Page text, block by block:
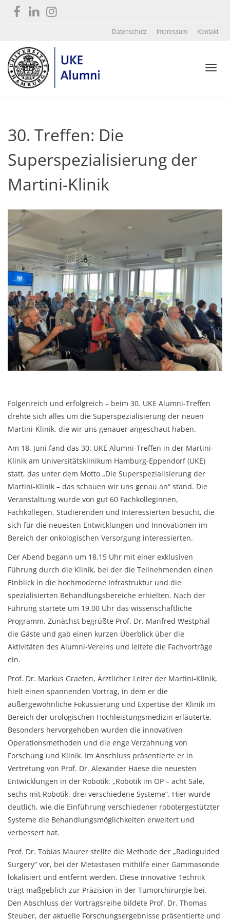
Datenschutz Impressum Kontakt
30. Treffen: Die
Superspezialisierung der
Martini-Klinik
Folgenreich und erfolgreich – beim 30. UKE Alumni-Treffen
drehte sich alles um die Superspezialisierung der neuen
Martini-Klinik, die wir uns genauer angeschaut haben.
Am 18. Juni fand das 30. UKE Alumni-Treffen in der Martini-
Klinik am Universitätsklinikum Hamburg-Eppendorf (UKE)
statt, das unter dem Motto „Die Superspezialisierung der
Martini-Klinik – das schauen wir uns genau an“ stand. Die
Veranstaltung wurde von gut 60 Fachkolleginnen,
Fachkollegen, Studierenden und Interessierten besucht, die
sich für die neuesten Entwicklungen und Innovationen im
Bereich der onkologischen Versorgung interessierten.
Der Abend begann um 18.15 Uhr mit einer exklusiven
Führung durch die Klinik, bei der die Teilnehmenden einen
Einblick in die hochmoderne Infrastruktur und die
spezialisierten Behandlungsbereiche erhielten. Nach der
Führung startete um 19.00 Uhr das wissenschaftliche
Programm. Zunächst begrüßte Prof. Dr. Manfred Westphal
die Gäste und gab einen kurzen Überblick über die
Aktivitäten des Alumni-Vereins und leitete die Fachvorträge
ein.
Prof. Dr. Markus Graefen, Ärztlicher Leiter der Martini-Klinik,
hielt einen spannenden Vortrag, in dem er die
außergewöhnliche Fokussierung und Expertise der Klinik im
Bereich der urologischen Hochleistungsmedizin erläuterte.
Besonders hervorgehoben wurden die innovativen
Operationsmethoden und die enge Verzahnung von
Forschung und Klinik. Im Anschluss präsentierte er in
Vertretung von Prof. Dr. Alexander Haese die neuesten
Entwicklungen in der Robotik: „Robotik im OP – acht Säle,
sechs mit Robotik, drei verschiedene Systeme“. Hier wurde
deutlich, wie die Einführung verschiedener robotergestützter
Systeme die Behandlungsmöglichkeiten erweitert und
verbessert hat.
Prof. Dr. Tobias Maurer stellte die Methode der „Radioguided
Surgery“ vor, bei der Metastasen mithilfe einer Gammasonde
lokalisiert und entfernt werden. Diese innovative Technik
trägt maßgeblich zur Präzision in der Tumorchirurgie bei.
Den Abschluss der Vortragsreihe bildete Prof. Dr. Thomas
Steuber, der aktuelle Forschungsergebnisse präsentierte und